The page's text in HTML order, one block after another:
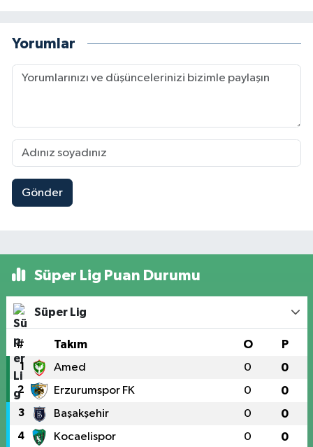
Yorumlar
Gönder
Süper Lig Puan Durumu
Süper Lig
# Takım O P
1 Amed 0 0
2 Erzurumspor FK 0 0
3 Başakşehir 0 0
4 Kocaelispor 0 0